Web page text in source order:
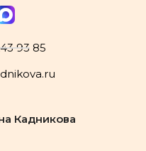
93 85
Кадникова